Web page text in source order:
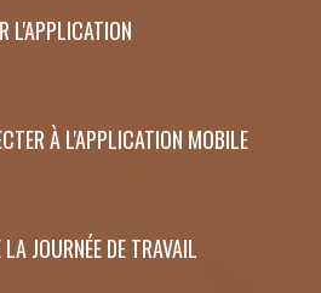
L'APPLICATION
À L'APPLICATION MOBILE
JOURNÉE DE TRAVAIL